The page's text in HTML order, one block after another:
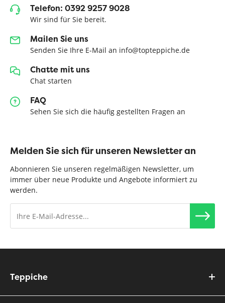
Telefon: 0392 9257 9028
Wir sind für Sie bereit.
Mailen Sie uns
Senden Sie Ihre E-Mail an info@topteppiche.de
Chatte mit uns
Chat starten
FAQ
Sehen Sie sich die häufig gestellten Fragen an
Melden Sie sich für unseren Newsletter an
Abonnieren Sie unseren regelmäßigen Newsletter, um
immer über neue Produkte und Angebote informiert zu
werden.
Teppiche